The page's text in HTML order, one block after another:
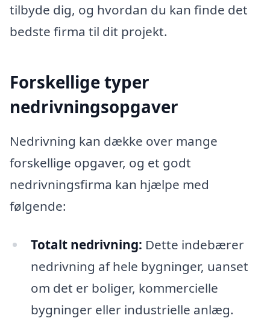
tilbyde dig, og hvordan du kan finde det
bedste firma til dit projekt.
Forskellige typer
nedrivningsopgaver
Nedrivning kan dække over mange
forskellige opgaver, og et godt
nedrivningsfirma kan hjælpe med
følgende:
Totalt nedrivning: Dette indebærer
nedrivning af hele bygninger, uanset
om det er boliger, kommercielle
bygninger eller industrielle anlæg.